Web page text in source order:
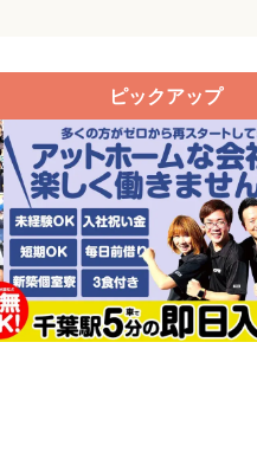
ピックアップ